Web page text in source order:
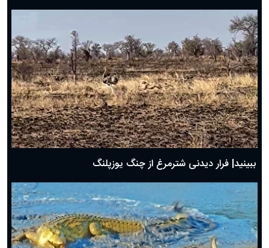
ببینید| فرار دیدنی شترمرغ از چنگ یوزپلنگ